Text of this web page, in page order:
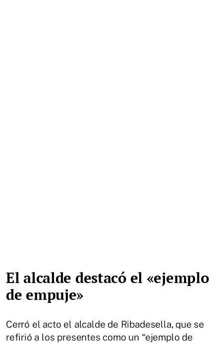
El alcalde destacó el «ejemplo
de empuje»
Cerró el acto el alcalde de Ribadesella, que se
refirió a los presentes como un “ejemplo de